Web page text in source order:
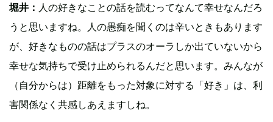
堀井： 人の好きなことの話を読むってなんて幸せなんだろ
うと思いますね。人の愚痴を聞くのは辛いときもあります
が、好きなものの話はプラスのオーラしか出ていないから
幸せな気持ちで受け止められるんだと思います。みんなが
（自分からは）距離をもった対象に対する「好き」は、利
害関係なく共感しあえますしね。